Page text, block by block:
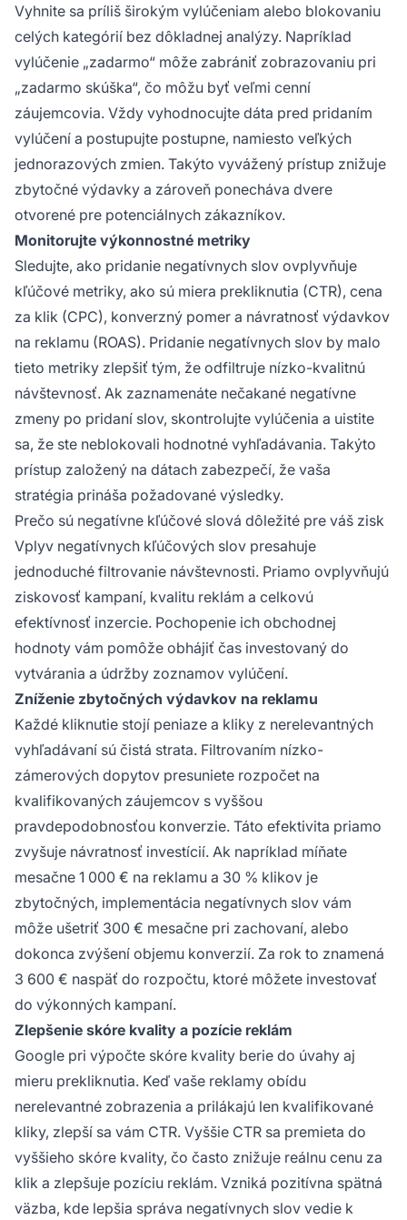
Vyhnite sa príliš širokým vylúčeniam alebo blokovaniu
celých kategórií bez dôkladnej analýzy. Napríklad
vylúčenie „zadarmo“ môže zabrániť zobrazovaniu pri
„zadarmo skúška“, čo môžu byť veľmi cenní
záujemcovia. Vždy vyhodnocujte dáta pred pridaním
vylúčení a postupujte postupne, namiesto veľkých
jednorazových zmien. Takýto vyvážený prístup znižuje
zbytočné výdavky a zároveň ponecháva dvere
otvorené pre potenciálnych zákazníkov.
Monitorujte výkonnostné metriky
Sledujte, ako pridanie negatívnych slov ovplyvňuje
kľúčové metriky, ako sú miera prekliknutia (CTR), cena
za klik (CPC), konverzný pomer a návratnosť výdavkov
na reklamu (ROAS). Pridanie negatívnych slov by malo
tieto metriky zlepšiť tým, že odfiltruje nízko-kvalitnú
návštevnosť. Ak zaznamenáte nečakané negatívne
zmeny po pridaní slov, skontrolujte vylúčenia a uistite
sa, že ste neblokovali hodnotné vyhľadávania. Takýto
prístup založený na dátach zabezpečí, že vaša
stratégia prináša požadované výsledky.
Prečo sú negatívne kľúčové slová dôležité pre váš zisk
Vplyv negatívnych kľúčových slov presahuje
jednoduché filtrovanie návštevnosti. Priamo ovplyvňujú
ziskovosť kampaní, kvalitu reklám a celkovú
efektívnosť inzercie. Pochopenie ich obchodnej
hodnoty vám pomôže obhájiť čas investovaný do
vytvárania a údržby zoznamov vylúčení.
Zníženie zbytočných výdavkov na reklamu
Každé kliknutie stojí peniaze a kliky z nerelevantných
vyhľadávaní sú čistá strata. Filtrovaním nízko-
zámerových dopytov presuniete rozpočet na
kvalifikovaných záujemcov s vyššou
pravdepodobnosťou konverzie. Táto efektivita priamo
zvyšuje návratnosť investícií. Ak napríklad míňate
mesačne 1 000 € na reklamu a 30 % klikov je
zbytočných, implementácia negatívnych slov vám
môže ušetriť 300 € mesačne pri zachovaní, alebo
dokonca zvýšení objemu konverzií. Za rok to znamená
3 600 € naspäť do rozpočtu, ktoré môžete investovať
do výkonných kampaní.
Zlepšenie skóre kvality a pozície reklám
Google pri výpočte skóre kvality berie do úvahy aj
mieru prekliknutia. Keď vaše reklamy obídu
nerelevantné zobrazenia a prilákajú len kvalifikované
kliky, zlepší sa vám CTR. Vyššie CTR sa premieta do
vyššieho skóre kvality, čo často znižuje reálnu cenu za
klik a zlepšuje pozíciu reklám. Vzniká pozitívna spätná
väzba, kde lepšia správa negatívnych slov vedie k